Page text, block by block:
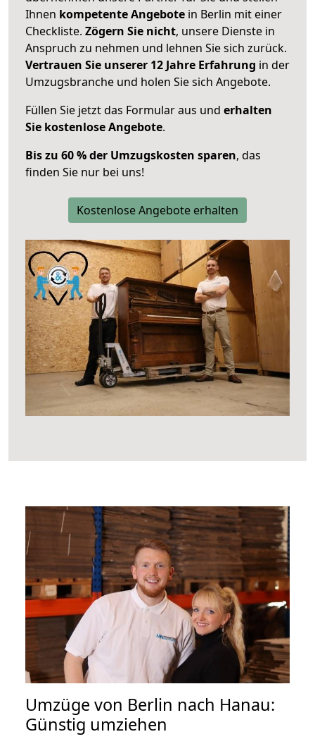
Ihnen kompetente Angebote in Berlin mit einer
Checkliste. Zögern Sie nicht, unsere Dienste in
Anspruch zu nehmen und lehnen Sie sich zurück.
Vertrauen Sie unserer 12 Jahre Erfahrung in der
Umzugsbranche und holen Sie sich Angebote.
Füllen Sie jetzt das Formular aus und erhalten
Sie kostenlose Angebote.
Bis zu 60 % der Umzugskosten sparen, das
finden Sie nur bei uns!
Kostenlose Angebote erhalten
Umzüge von Berlin nach Hanau:
Günstig umziehen